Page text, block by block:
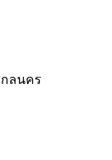
ลนคร